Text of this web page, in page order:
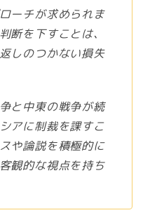
ーチが求められま
断を下すことは、
しのつかない損失
と中東の戦争が続
アに制裁を課すこ
や論説を積極的に
観的な視点を持ち